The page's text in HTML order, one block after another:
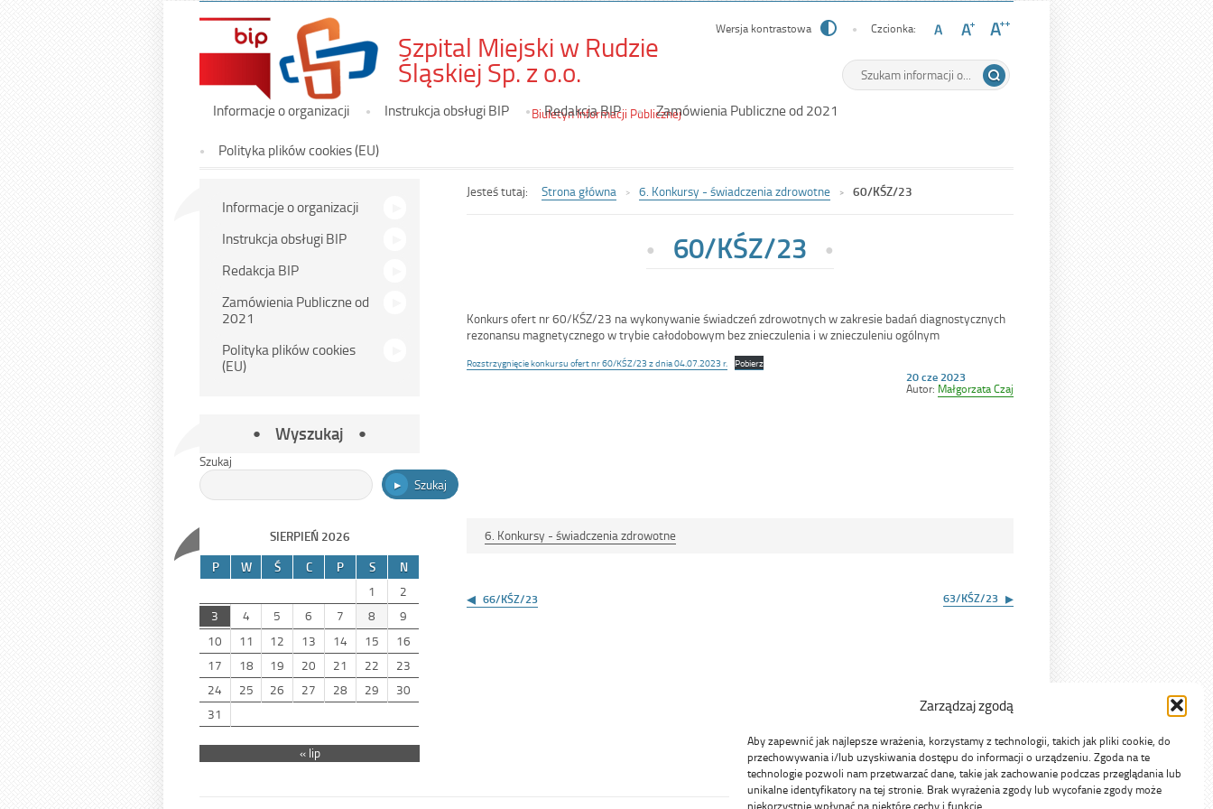
Zarządzaj zgodą
Aby zapewnić jak najlepsze wrażenia, korzystamy z technologii, takich jak pliki cookie, do
przechowywania i/lub uzyskiwania dostępu do informacji o urządzeniu. Zgoda na te
technologie pozwoli nam przetwarzać dane, takie jak zachowanie podczas przeglądania lub
unikalne identyfikatory na tej stronie. Brak wyrażenia zgody lub wycofanie zgody może
niekorzystnie wpłynąć na niektóre cechy i funkcje.
Szpital Miejski w Rudzie
Śląskiej Sp. z o.o.
60/KŚZ/23
Biuletyn Informacji Publicznej
Wersja kontrastowa Czcionka:
Wyszukiwarka
Tutaj
wpisz
Menu
główne
Informacje o organizacji Instrukcja obsługi BIP Redakcja BIP
Zamówienia Publiczne od 2021
Polityka plików cookies (EU)
Menu
główne
Informacje o organizacji
Instrukcja obsługi BIP
Redakcja BIP
Zamówienia Publiczne od
2021
Polityka plików cookies
(EU)
Wyszukaj
Szukaj
Szukaj
SIERPIEŃ 2026
P
W Ś C P S
N
1
2
3
4 5 6 7 8
9
10
11 12 13 14 15
16
17
18 19 20 21 22
23
24
25 26 27 28 29
30
31
« lip
Jesteś tutaj: Strona główna 6. Konkursy - świadczenia zdrowotne 60/KŚZ/23
60/KŚZ/23
Konkurs ofert nr 60/KŚZ/23 na wykonywanie świadczeń zdrowotnych w zakresie badań diagnostycznych
rezonansu magnetycznego w trybie całodobowym bez znieczulenia i w znieczuleniu ogólnym
Rozstrzygnięcie konkursu ofert nr 60/KŚZ/23 z dnia 04.07.2023 r. Pobierz
Opublikowano
w
20 cze 2023
Autor: Małgorzata Czaj
6. Konkursy - świadczenia zdrowotne
wpisu
66/KŚZ/23 63/KŚZ/23